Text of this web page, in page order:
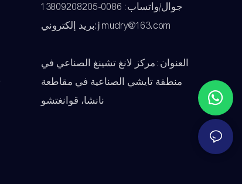
جوال/واتساب: 0086-13809208205
بريد إلكتروني:jimudry@163.com
العنوان: مركز لانغ تشينغ الصناعي في
منطقة تايشي الصناعية في مقاطعة
نانشا، قوانغتشو